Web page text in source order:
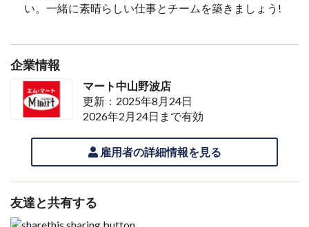
い。一緒に素晴らしい仕事とチームを築きましょう!
企業情報
マート中山野波店
更新：2025年8月24日
2026年2月24日まで有効
雇用者の詳細情報を見る
友達と共有する